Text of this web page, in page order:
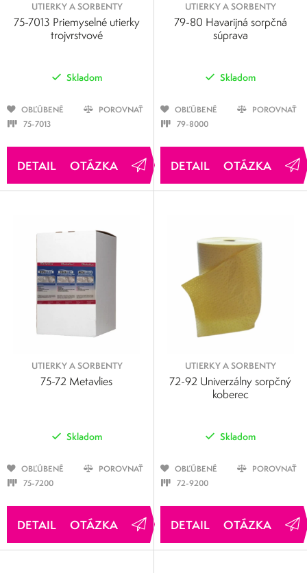
UTIERKY A SORBENTY
75-7013 Priemyselné utierky
trojvrstvové
Skladom
OBĽÚBENÉ
POROVNAŤ
75-7013
OTÁZKA
UTIERKY A SORBENTY
79-80 Havarijná sorpčná
súprava
Skladom
OBĽÚBENÉ
POROVNAŤ
79-8000
OTÁZKA
UTIERKY A SORBENTY
75-72 Metavlies
Skladom
OBĽÚBENÉ
POROVNAŤ
75-7200
OTÁZKA
UTIERKY A SORBENTY
72-92 Univerzálny sorpčný
koberec
Skladom
OBĽÚBENÉ
POROVNAŤ
72-9200
OTÁZKA